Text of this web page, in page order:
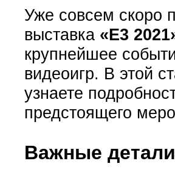
Уже совсем скоро
выставка «E3
крупнейшее
видеоигр. В этой
узнаете
предстоящего
Важные детали